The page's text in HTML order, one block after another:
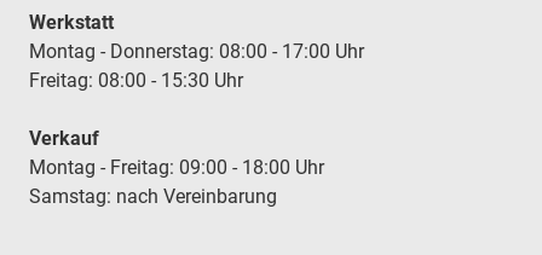
Werkstatt
Montag - Donnerstag: 08:00 - 17:00 Uhr
Freitag: 08:00 - 15:30 Uhr
Verkauf
Montag - Freitag: 09:00 - 18:00 Uhr
Samstag: nach Vereinbarung